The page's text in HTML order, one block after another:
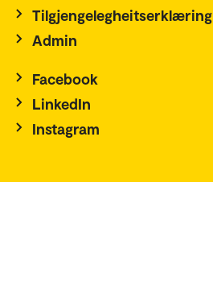
Tilgjengelegheitserklæring
Admin
Facebook
LinkedIn
Instagram